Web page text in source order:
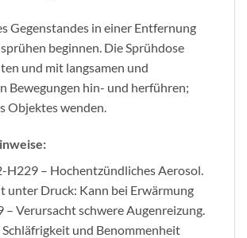
Gegenstandes in einer Entfernung
beginnen. Die Sprühdose
und mit langsamen und
Bewegungen hin- und herführen;
Objektes wenden.
H229 – Hochentzündliches Aerosol.
unter Druck: Kann bei Erwärmung
– Verursacht schwere Augenreizung.
und Benommenheit